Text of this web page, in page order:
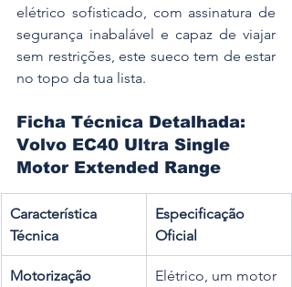
elétrico sofisticado, com assinatura de
segurança inabalável e capaz de viajar
sem restrições, este sueco tem de estar
no topo da tua lista.
Ficha Técnica Detalhada:
Volvo EC40 Ultra Single
Motor Extended Range
Característica
Técnica
Especificação
Oficial
Motorização
Elétrico, um motor